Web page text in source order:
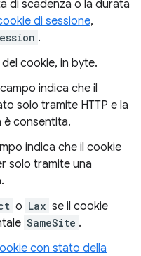
di scadenza o la durata
di sessione,
.
cookie, in byte.
indica che il
solo tramite HTTP e la
è consentita.
indica che il cookie
solo tramite una
o Lax se il cookie
SameSite .
con stato della